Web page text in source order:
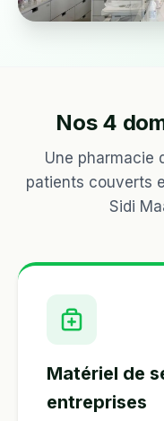
Nos 4
Une pharmacie
patients couverts
Sidi
Matériel de
entreprises